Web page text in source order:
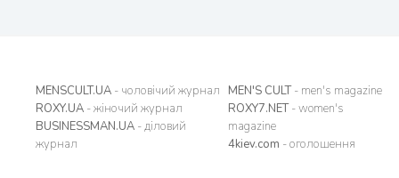
MENSCULT.UA - чоловічий журнал
ROXY.UA - жіночий журнал
BUSINESSMAN.UA - діловий
журнал
MEN'S CULT- men's magazine
ROXY7.NET- women's
magazine
4kiev.com - оголошення